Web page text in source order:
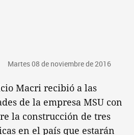
Martes 08 de noviembre de 2016
Macri recibió a las
de la empresa MSU con
la construcción de tres
en el país que estarán